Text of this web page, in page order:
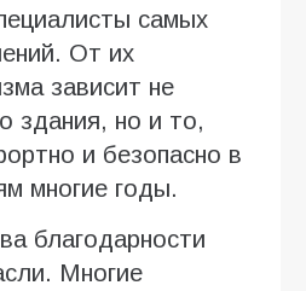
самых
От их
зависит не
здания, но и то,
и безопасно в
многие годы.
благодарности
Многие